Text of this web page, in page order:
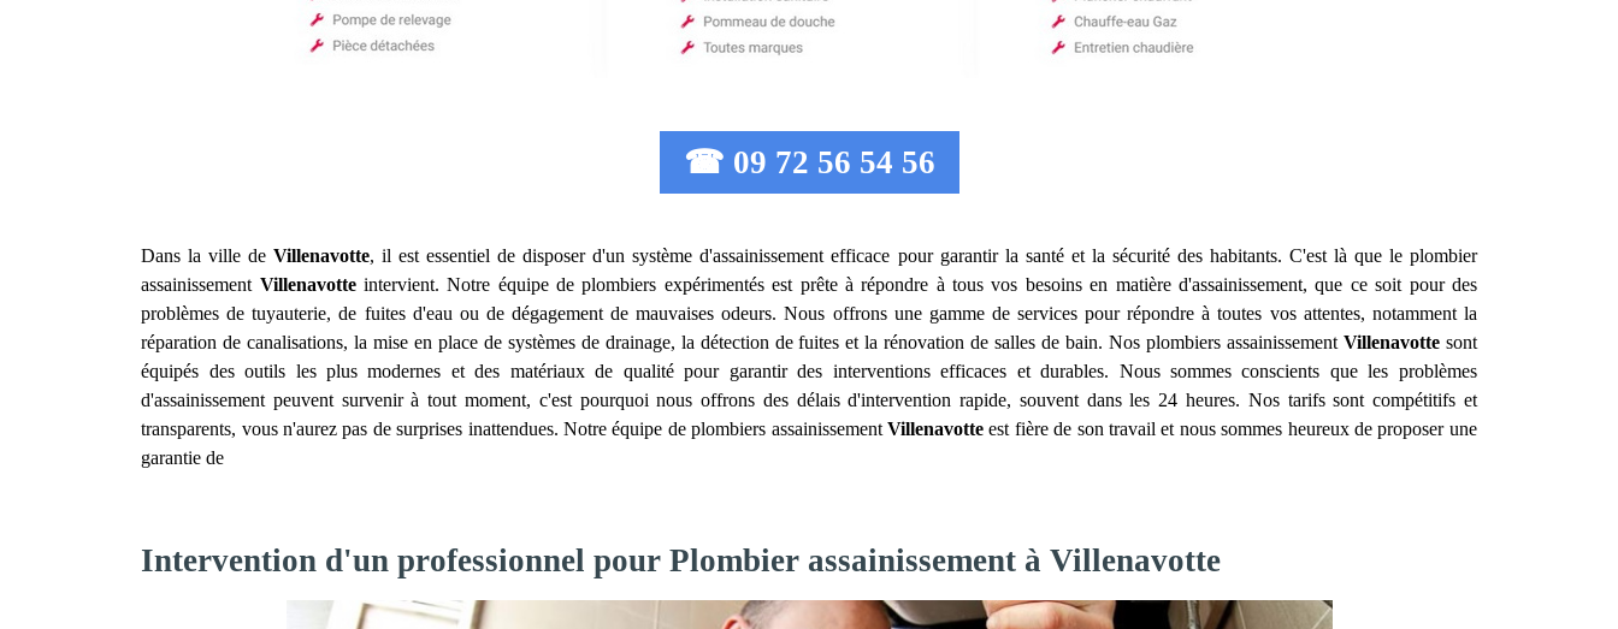
☎ 09 72 56 54 56
Dans la ville deVillenavotte, il est essentiel de disposer d'un système d'assainissement efficace pour garantir la santé et la sécurité des habitants. C'est là que le plombier
assainissement Villenavotteintervient. Notre équipe de plombiers expérimentés est prête à répondre à tous vos besoins en matière d'assainissement, que ce soit pour des
problèmes de tuyauterie, de fuites d'eau ou de dégagement de mauvaises odeurs. Nous offrons une gamme de services pour répondre à toutes vos attentes, notamment la
réparation de canalisations, la mise en place de systèmes de drainage, la détection de fuites et la rénovation de salles de bain. Nos plombiers assainissement Villenavottesont
équipés des outils les plus modernes et des matériaux de qualité pour garantir des interventions efficaces et durables. Nous sommes conscients que les problèmes
d'assainissement peuvent survenir à tout moment, c'est pourquoi nous offrons des délais d'intervention rapide, souvent dans les 24 heures. Nos tarifs sont compétitifs et
transparents, vous n'aurez pas de surprises inattendues. Notre équipe de plombiers assainissement Villenavotte est fière de son travail et nous sommes heureux de proposer une
garantie de
Intervention d'un professionnel pour Plombier assainissement à Villenavotte